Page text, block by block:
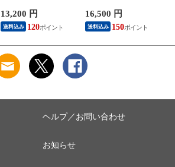
ベビー 授乳枕 授乳
クッション 授乳クッ
ション 授乳 エルゴ
13,200 円
送料込み 120
DS200 DS200BK 【ホ
ワイト】 ストレート
アイロン 海外対応
ワイドモデル アイロ
ン ストレート ツヤ
16,500 円
送料込み 150
ヘルプ／お問い合わせ
お知らせ